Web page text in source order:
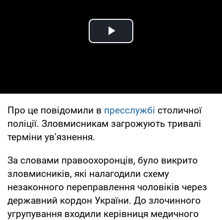
Play Video
Про це повідомили в пресслужбі столичної
поліції. Зловмисникам загрожують тривалі
терміни ув’язнення.
За словами правоохоронців, було викрито
зловмисників, які налагодили схему
незаконного переправлення чоловіків через
державний кордон України. До злочинного
угрупування входили керівниця медичного